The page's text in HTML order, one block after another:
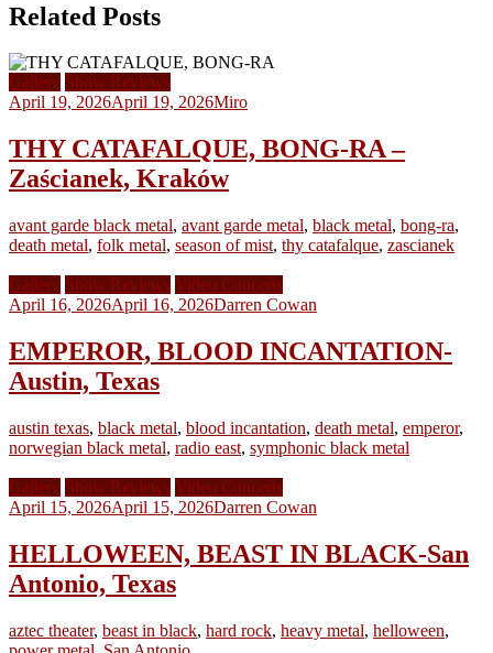
Related Posts
Gallery Show Reviews
April 19, 2026April 19, 2026Miro
THY CATAFALQUE, BONG-RA –
Zaścianek, Kraków
avant garde black metal, avant garde metal, black metal, bong-ra,
death metal, folk metal, season of mist, thy catafalque, zascianek
Gallery Show Reviews Video Concerts
April 16, 2026April 16, 2026Darren Cowan
EMPEROR, BLOOD INCANTATION-
Austin, Texas
austin texas, black metal, blood incantation, death metal, emperor,
norwegian black metal, radio east, symphonic black metal
Gallery Show Reviews Video Concerts
April 15, 2026April 15, 2026Darren Cowan
HELLOWEEN, BEAST IN BLACK-San
Antonio, Texas
aztec theater, beast in black, hard rock, heavy metal, helloween,